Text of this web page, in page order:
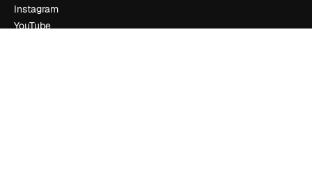
Instagram
YouTube